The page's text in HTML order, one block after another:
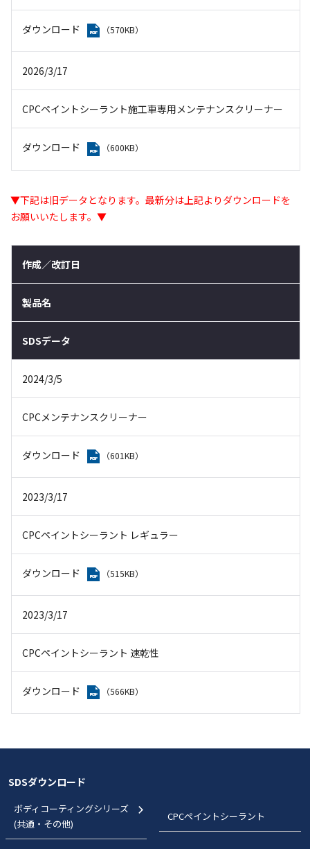
ダウンロード （570KB）
2026/3/17
CPCペイントシーラント施工車専用メンテナンスクリーナー
ダウンロード （600KB）
▼下記は旧データとなります。最新分は上記よりダウンロードを
お願いいたします。▼
作成／改訂日
製品名
SDSデータ
2024/3/5
CPCメンテナンスクリーナー
ダウンロード （601KB）
2023/3/17
CPCペイントシーラント レギュラー
ダウンロード （515KB）
2023/3/17
CPCペイントシーラント 速乾性
ダウンロード （566KB）
SDSダウンロード
ボディコーティングシリーズ
(共通・その他)
CPCペイントシーラント